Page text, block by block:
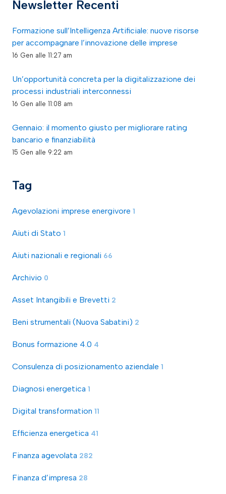
Newsletter Recenti
Formazione sull’Intelligenza Artificiale: nuove risorse
per accompagnare l’innovazione delle imprese
16 Gen alle 11:27 am
Un’opportunità concreta per la digitalizzazione dei
processi industriali interconnessi
16 Gen alle 11:08 am
Gennaio: il momento giusto per migliorare rating
bancario e finanziabilità
15 Gen alle 9:22 am
Tag
Agevolazioni imprese energivore 1
Aiuti di Stato 1
Aiuti nazionali e regionali 66
Archivio 0
Asset Intangibili e Brevetti 2
Beni strumentali (Nuova Sabatini) 2
Bonus formazione 4.0 4
Consulenza di posizionamento aziendale 1
Diagnosi energetica 1
Digital transformation 11
Efficienza energetica 41
Finanza agevolata 282
Finanza d’impresa 28